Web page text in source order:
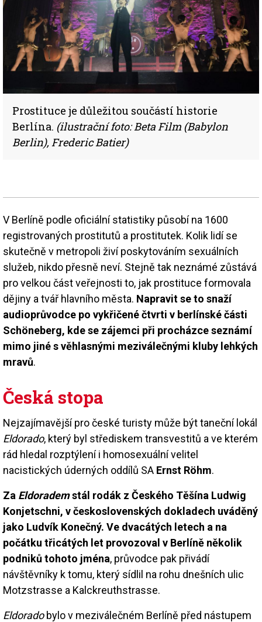
Prostituce je důležitou součástí historie
Berlína. (ilustrační foto: Beta Film (Babylon
Berlin), Frederic Batier)
V Berlíně podle oficiální statistiky působí na 1600
registrovaných prostitutů a prostitutek. Kolik lidí se
skutečně v metropoli živí poskytováním sexuálních
služeb, nikdo přesně neví. Stejně tak neznámé zůstává
pro velkou část veřejnosti to, jak prostituce formovala
dějiny a tvář hlavního města. Napravit se to snaží
audioprůvodce po vykřičené čtvrti v berlínské části
Schöneberg, kde se zájemci při procházce seznámí
mimo jiné s věhlasnými meziválečnými kluby lehkých
mravů.
Česká stopa
Nejzajímavější pro české turisty může být taneční lokál
Eldorado, který byl střediskem transvestitů a ve kterém
rád hledal rozptýlení i homosexuální velitel
nacistických úderných oddílů SA Ernst Röhm.
Za Eldorademstál rodák z Českého Těšína Ludwig
Konjetschni, v československých dokladech uváděný
jako Ludvík Konečný. Ve dvacátých letech a na
počátku třicátých let provozoval v Berlíně několik
podniků tohoto jména, průvodce pak přivádí
návštěvníky k tomu, který sídlil na rohu dnešních ulic
Motzstrasse a Kalckreuthstrasse.
Eldoradobylo v meziválečném Berlíně před nástupem